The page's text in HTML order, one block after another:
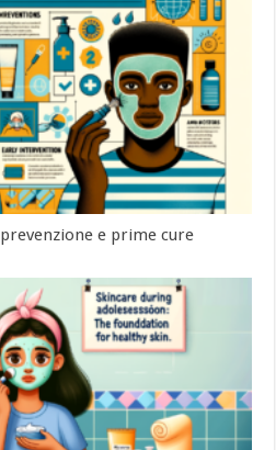
e prime cure